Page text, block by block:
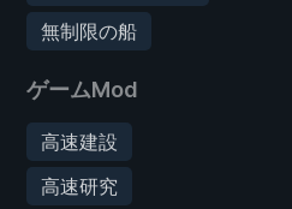
無制限の船
ゲームMod
高速建設
高速研究